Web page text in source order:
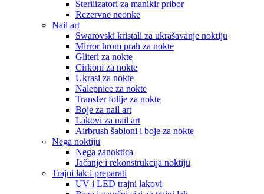
Sterilizatori za manikir pribor
Rezervne neonke
Nail art
Swarovski kristali za ukrašavanje noktiju
Mirror hrom prah za nokte
Gliteri za nokte
Cirkoni za nokte
Ukrasi za nokte
Nalepnice za nokte
Transfer folije za nokte
Boje za nail art
Lakovi za nail art
Airbrush šabloni i boje za nokte
Nega noktiju
Nega zanoktica
Jačanje i rekonstrukcija noktiju
Trajni lak i preparati
UV i LED trajni lakovi